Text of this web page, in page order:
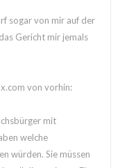
sogar von mir auf der
Gericht mir jemals
von vorhin:
mit
welche
würden. Sie müssen